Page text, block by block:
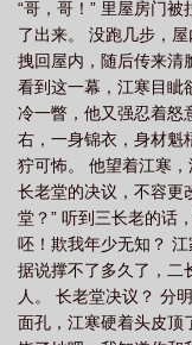
“哥，哥！” 里屋房门
了出来。 没跑几步，
拽回屋内，随后传来清
看到这一幕，江寒目眦
冷一瞥，他又强忍着怒
右，一身锦衣，身材魁
狞可怖。 他望着江寒
长老堂的决议，不容更
堂？” 听到三长老的话
呸！欺我年少无知？
据说撑不了多久了，二
人。 长老堂决议？ 分
面孔，江寒硬着头皮顶